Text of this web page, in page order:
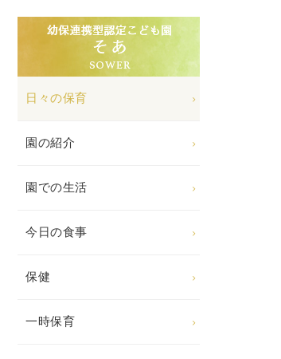
日々の保育
園の紹介
園での生活
今日の食事
保健
一時保育